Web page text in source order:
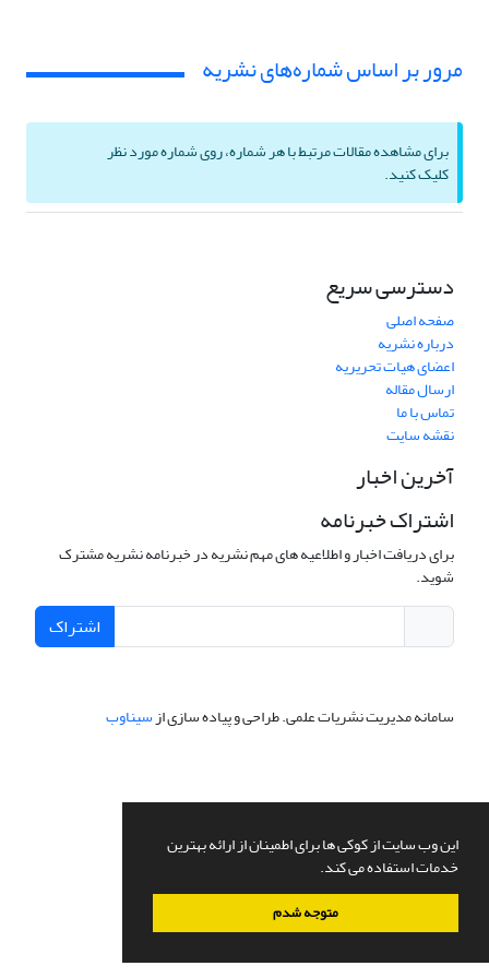
این وب سایت از کوکی ها برای اطمینان از ارائه بهترین
خدمات استفاده می کند.
متوجه شدم
مرور بر اساس شماره‌های نشریه
برای مشاهده مقالات مرتبط با هر شماره، روی شماره مورد نظر
کلیک کنید.
دسترسی سریع
صفحه اصلی
درباره نشریه
اعضای هیات تحریریه
ارسال مقاله
تماس با ما
نقشه سایت
آخرین اخبار
اشتراک خبرنامه
برای دریافت اخبار و اطلاعیه های مهم نشریه در خبرنامه نشریه مشترک
شوید.
اشتراک
سامانه مدیریت نشریات علمی.طراحی و پیاده سازی ازسیناوب